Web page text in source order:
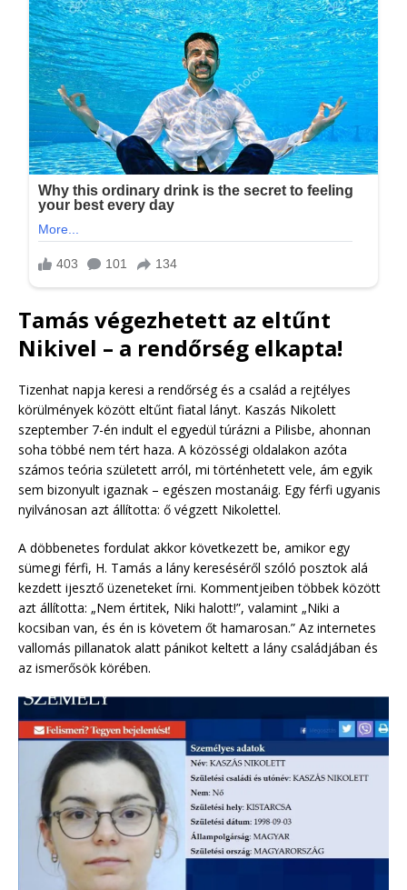
Tamás végezhetett az eltűnt
Nikivel – a rendőrség elkapta!
Tizenhat napja keresi a rendőrség és a család a rejtélyes
körülmények között eltűnt fiatal lányt. Kaszás Nikolett
szeptember 7-én indult el egyedül túrázni a Pilisbe, ahonnan
soha többé nem tért haza. A közösségi oldalakon azóta
számos teória született arról, mi történhetett vele, ám egyik
sem bizonyult igaznak – egészen mostanáig. Egy férfi ugyanis
nyilvánosan azt állította: ő végzett Nikolettel.
A döbbenetes fordulat akkor következett be, amikor egy
sümegi férfi, H. Tamás a lány kereséséről szóló posztok alá
kezdett ijesztő üzeneteket írni. Kommentjeiben többek között
azt állította: „Nem értitek, Niki halott!”, valamint „Niki a
kocsiban van, és én is követem őt hamarosan.” Az internetes
vallomás pillanatok alatt pánikot keltett a lány családjában és
az ismerősök körében.